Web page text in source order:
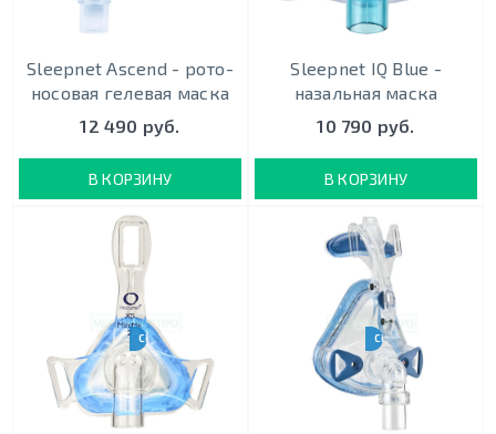
Sleepnet Ascend - рото-
носовая гелевая маска
12 490 руб.
В КОРЗИНУ
Sleepnet IQ Blue -
назальная маска
10 790 руб.
В КОРЗИНУ
CPAP-BPAP-НВЛ CPAP-BPAP-НВЛ